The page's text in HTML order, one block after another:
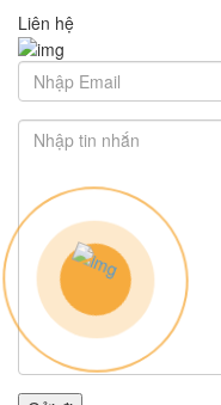
Liên hệ